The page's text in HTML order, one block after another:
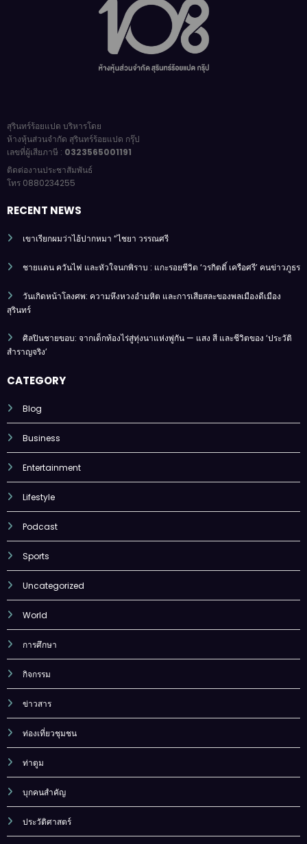
สุรินทร์ร้อยแปด บริหารโดย
ห้างหุ้นส่วนจำกัด สุรินทร์ร้อยแปด กรุ๊ป
เลขที่ผู้เสียภาษี : 0323565001191
ติดต่องานประชาสัมพันธ์
โทร 0880234255
RECENT NEWS
เขาเรียกผมว่าไอ้ปากหมา “ไชยา วรรณศรี
ชายแดน ควันไฟ และหัวใจนกพิราบ : แกะรอยชีวิต ‘วรกิตติ์ เครือศรี’ คนข่าวภูธร
วันเกิดหน้าโลงศพ: ความหึงหวงอำมหิต และการเสียสละของพลเมืองดีเมือง
สุรินทร์
ศิลปินชายขอบ: จากเด็กท้องไร่สู่ทุ่งนาแห่งพู่กัน — แสง สี และชีวิตของ ‘ประวัติ
สำราญจริง’
CATEGORY
Blog
Business
Entertainment
Lifestyle
Podcast
Sports
Uncategorized
World
การศึกษา
กิจกรรม
ข่าวสาร
ท่องเที่ยวชุมชน
ท่าตูม
บุกคนสำคัญ
ประวัติศาสตร์